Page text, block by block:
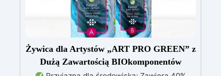
Żywica dla Artystów „ART PRO GREEN” z
Dużą Zawartością BIOkomponentów